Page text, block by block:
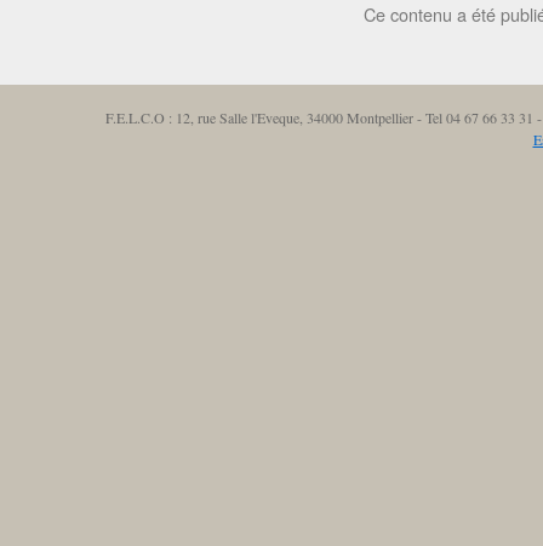
Ce contenu a été
F.E.L.C.O : 12, rue Salle l'Eveque, 34000 Montpellier - Tel 04 67 66 33